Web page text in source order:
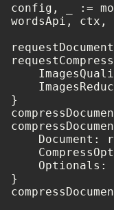
config, _ :=
wordsApi, ctx,
}
Document:
Optionals:
}